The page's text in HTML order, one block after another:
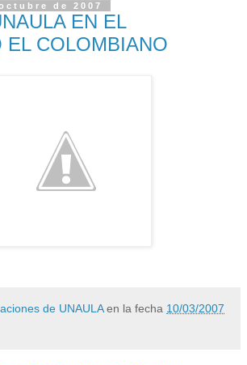
de 2007
EN EL
EL COLOMBIANO
de UNAULA en la fecha 10/03/2007